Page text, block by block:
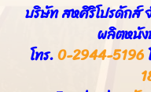
บริษัท สหศิริโปรดักส์
ผลิตหนั
โทร.0-2944-5196